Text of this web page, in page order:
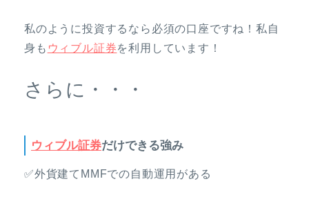
私のように投資するなら必須の口座ですね！私自
身も ウィブル証券を利用しています！
さらに・・・
ウィブル証券だけできる強み
✅外貨建てMMFでの自動運用がある